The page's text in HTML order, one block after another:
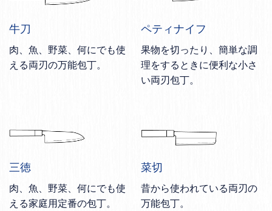
牛刀
肉、魚、野菜、何にでも使
える両刃の万能包丁。
ペティナイフ
果物を切ったり、簡単な調
理をするときに便利な小さ
い両刃包丁。
三徳
肉、魚、野菜、何にでも使
える家庭用定番の包丁。
菜切
昔から使われている両刃の
万能包丁。